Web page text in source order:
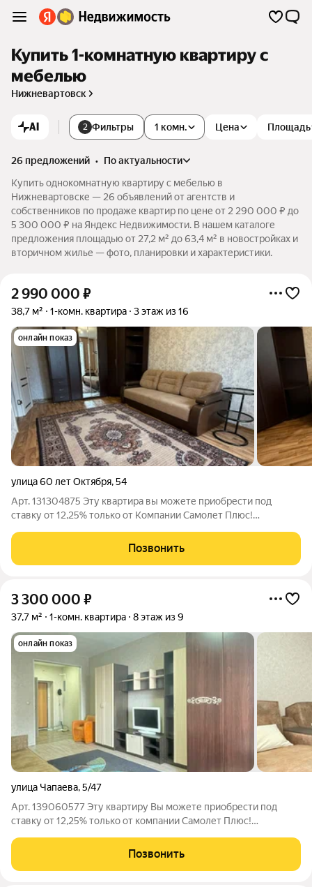
Купить 1-комнатную квартиру с
мебелью
Нижневартовск
AI 2 Фильтры 1 комн. Цена Площадь
26 предложений •
по актуальности
Купить однокомнатную квартиру с мебелью в
Нижневартовске — 26 объявлений от агентств и
собственников по продаже квартир по цене от 2 290 000 ₽ до
5 300 000 ₽ на Яндекс Недвижимости. В нашем каталоге
предложения площадью от 27,2 м² до 63,4 м² в новостройках и
вторичном жилье — фото, планировки и характеристики.
2 990 000 ₽
38,7 м² 1-комн. квартира 3 этаж из 16
онлайн показ
улица 60 лет Октября,54
Арт. 131304875 Эту квартира вы можете приобрести под
ставку от 12,25% только от Компании Самолет Плюс!
Однокомнатная квартира, расположенная по адресу: улица 60
лет Октября д 54 . Этажность: 3/16. Проект
Позвонить
3 300 000 ₽
37,7 м² 1-комн. квартира 8 этаж из 9
онлайн показ
улица Чапаева,5/47
Арт. 139060577 Эту квартиру Вы можете приобрести под
ставку от 12,25% только от компании Самолет Плюс!
центре событий. Расположена она
Позвонить